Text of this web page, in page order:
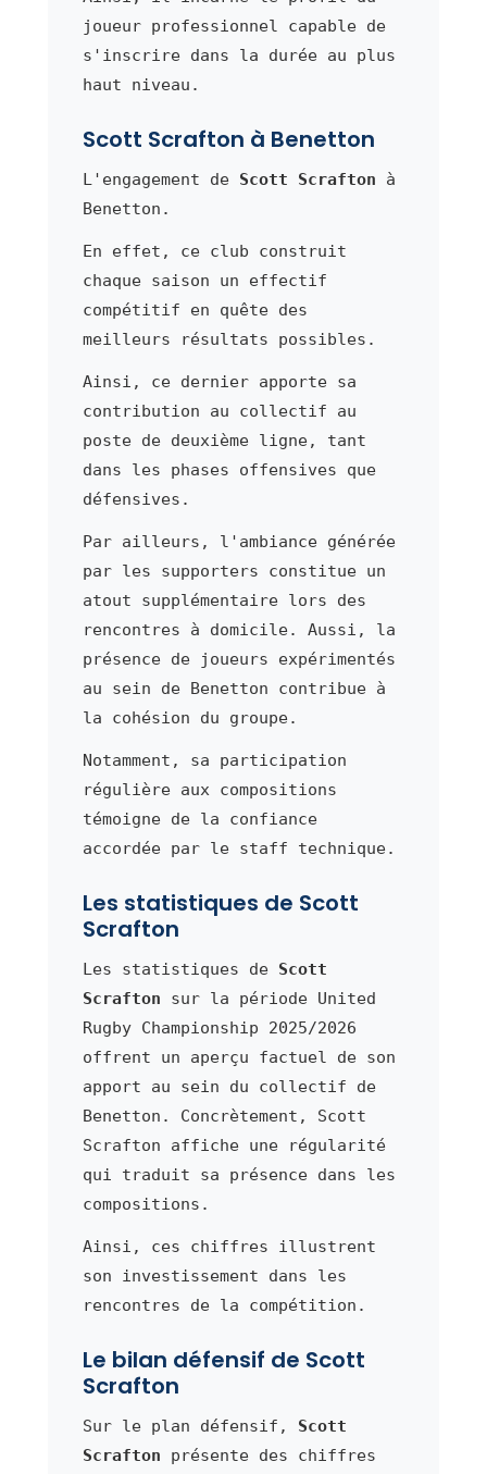
joueur professionnel capable de
s'inscrire dans la durée au plus
haut niveau.
Scott Scrafton à Benetton
L'engagement de Scott Scrafton à
Benetton.
En effet, ce club construit
chaque saison un effectif
compétitif en quête des
meilleurs résultats possibles.
Ainsi, ce dernier apporte sa
contribution au collectif au
poste de deuxième ligne, tant
dans les phases offensives que
défensives.
Par ailleurs, l'ambiance générée
par les supporters constitue un
atout supplémentaire lors des
rencontres à domicile. Aussi, la
présence de joueurs expérimentés
au sein de Benetton contribue à
la cohésion du groupe.
Notamment, sa participation
régulière aux compositions
témoigne de la confiance
accordée par le staff technique.
Les statistiques de Scott
Scrafton
Les statistiques de Scott
Scrafton sur la période United
Rugby Championship 2025/2026
offrent un aperçu factuel de son
apport au sein du collectif de
Benetton. Concrètement, Scott
Scrafton affiche une régularité
qui traduit sa présence dans les
compositions.
Ainsi, ces chiffres illustrent
son investissement dans les
rencontres de la compétition.
Le bilan défensif de Scott
Scrafton
Sur le plan défensif, Scott
Scrafton présente des chiffres